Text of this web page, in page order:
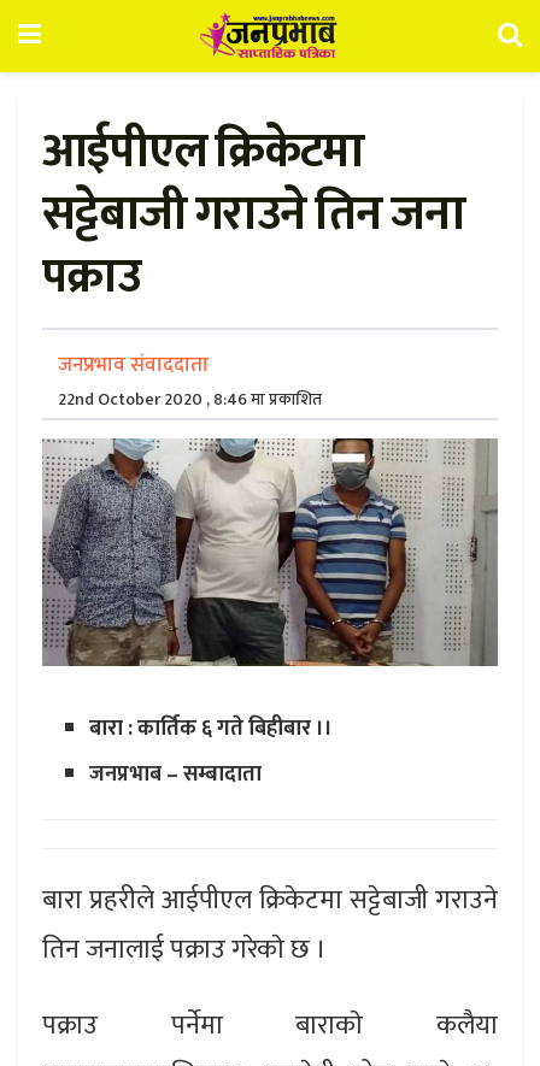
आईपीएल क्रिकेटमा
सट्टेबाजी गराउने तिन जना
पक्राउ
जनप्रभाव संवाददाता
22nd October 2020 , 8:46 मा प्रकाशित
बारा : कार्तिक ६ गते बिहीबार ।।
जनप्रभाब – सम्बादाता
बारा प्रहरीले आईपीएल क्रिकेटमा सट्टेबाजी गराउने
तिन जनालाई पक्राउ गरेकाे छ ।
पक्राउ पर्नेमा बाराकाे कलैया